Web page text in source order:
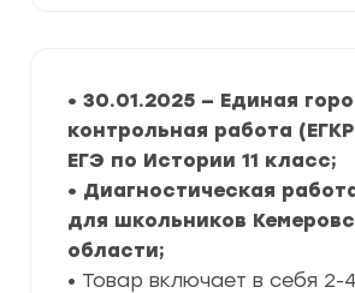
• 30.01.2025 — Единая
контрольная работа
ЕГЭ по Истории 11 класс;
• Диагностическая
для школьников
области;
• Товар включает в себя 2-4